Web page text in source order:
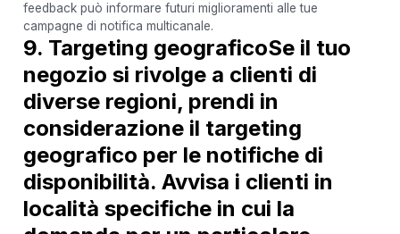
feedback può informare futuri miglioramenti alle tue
campagne di notifica multicanale.
9. Targeting geograficoSe il tuo
negozio si rivolge a clienti di
diverse regioni, prendi in
considerazione il targeting
geografico per le notifiche di
disponibilità. Avvisa i clienti in
località specifiche in cui la